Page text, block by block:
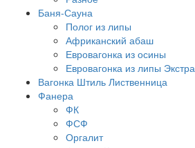
Баня-Сауна
Полог из липы
Африканский абаш
Евровагонка из осины
Евровагонка из липы Экстра
Вагонка Штиль Лиственница
Фанера
ФК
ФСФ
Оргалит